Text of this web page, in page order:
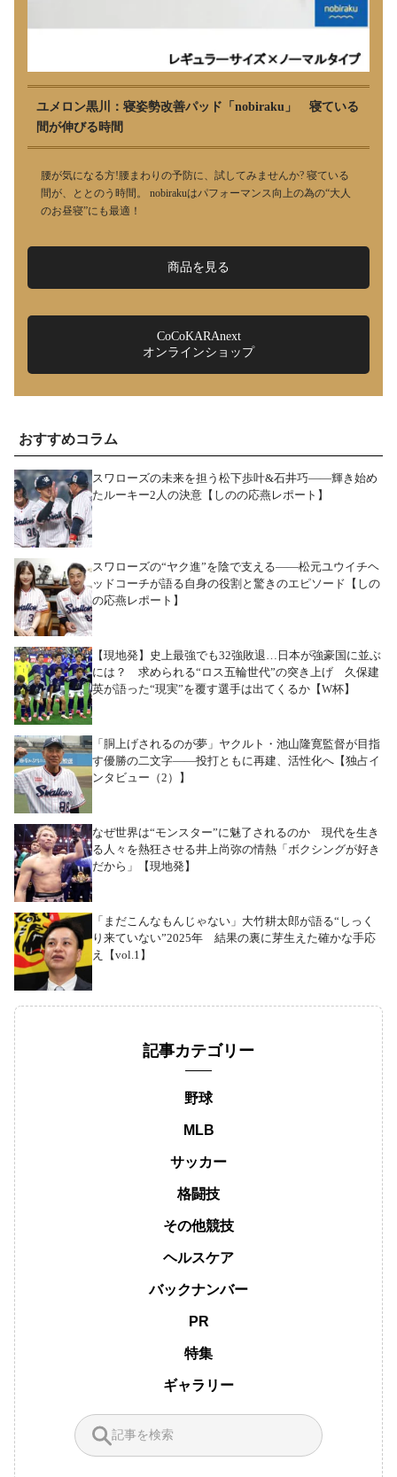
ユメロン黒川：寝姿勢改善パッド「nobiraku」 寝ている
間が伸びる時間
腰が気になる方!腰まわりの予防に、試してみませんか? 寝ている
間が、ととのう時間。 nobirakuはパフォーマンス向上の為の“大人
のお昼寝”にも最適！
商品を見る
CoCoKARAnext
オンラインショップ
おすすめコラム
スワローズの未来を担う松下歩叶&石井巧――輝き始め
たルーキー2人の決意【しのの応燕レポート】
スワローズの“ヤク進”を陰で支える――松元ユウイチヘ
ッドコーチが語る自身の役割と驚きのエピソード【しの
の応燕レポート】
【現地発】史上最強でも32強敗退…日本が強豪国に並ぶ
には？ 求められる“ロス五輪世代”の突き上げ 久保建
英が語った“現実”を覆す選手は出てくるか【W杯】
「胴上げされるのが夢」ヤクルト・池山隆寛監督が目指
す優勝の二文字――投打ともに再建、活性化へ【独占イ
ンタビュー（2）】
なぜ世界は“モンスター”に魅了されるのか 現代を生き
る人々を熱狂させる井上尚弥の情熱「ボクシングが好き
だから」【現地発】
「まだこんなもんじゃない」大竹耕太郎が語る“しっく
り来ていない”2025年 結果の裏に芽生えた確かな手応
え【vol.1】
記事カテゴリー
野球
MLB
サッカー
格闘技
その他競技
ヘルスケア
バックナンバー
PR
特集
ギャラリー